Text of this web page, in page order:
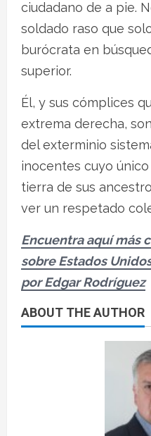
ciudadano de a pie.
soldado raso que
burócrata en
superior.
Él, y sus cómplices
extrema derecha,
del exterminio
inocentes cuyo
tierra de sus
ver un respetado
Encuentra aquí más
sobre Estados
por Edgar Rodríguez
ABOUT THE AUTHOR